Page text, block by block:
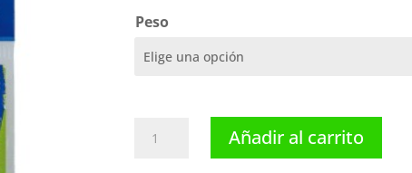
Peso
Craft
Añadir al carrito